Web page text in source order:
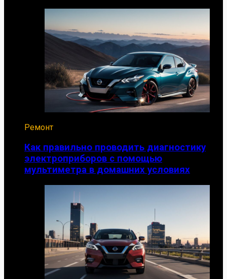
Ремонт
Как правильно проводить диагностику
электроприборов с помощью
мультиметра в домашних условиях